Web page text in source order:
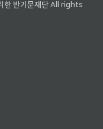
한 반기문재단 All rights